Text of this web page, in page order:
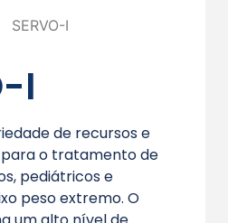
SERVO-I
I
de recursos e
o tratamento de
pediátricos e
peso extremo. O